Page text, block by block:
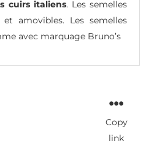
cuirs italiens. Les semelles
amovibles. Les semelles
avec marquage Bruno’s
Copy
link